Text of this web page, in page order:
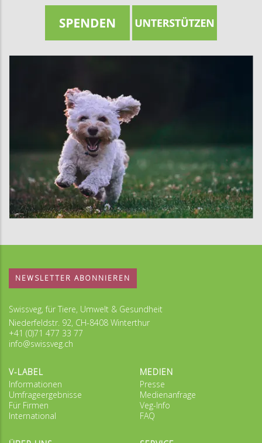
NEWSLETTER ABONNIEREN
Swissveg, für Tiere, Umwelt & Gesundheit
Niederfeldstr. 92, CH-8408 Winterthur
+41 (0)71 477 33 77
info@swissveg.ch
V-LABEL
Informationen
Umfrageergebnisse
Für Firmen
International
MEDIEN
Presse
Medienanfrage
Veg-Info
FAQ